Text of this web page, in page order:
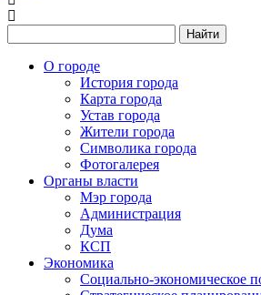
Найти
О городе
История города
Карта города
Устав города
Жители города
Символика города
Фотогалерея
Органы власти
Мэр города
Администрация
Дума
КСП
Экономика
Социально-экономическое